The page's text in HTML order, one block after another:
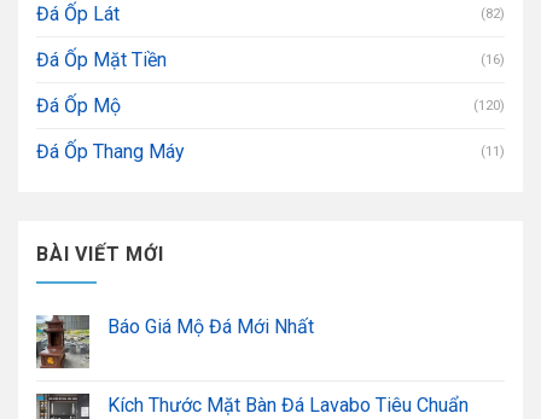
Đá Ốp Lát (82)
Đá Ốp Mặt Tiền (16)
Đá Ốp Mộ (120)
Đá Ốp Thang Máy (11)
BÀI VIẾT MỚI
Báo Giá Mộ Đá Mới Nhất
Kích Thước Mặt Bàn Đá Lavabo Tiêu Chuẩn